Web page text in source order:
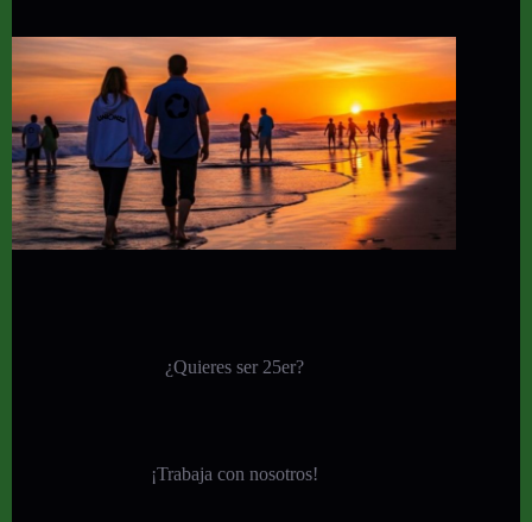
¿Quieres ser 25er?
¡Trabaja con nosotros!